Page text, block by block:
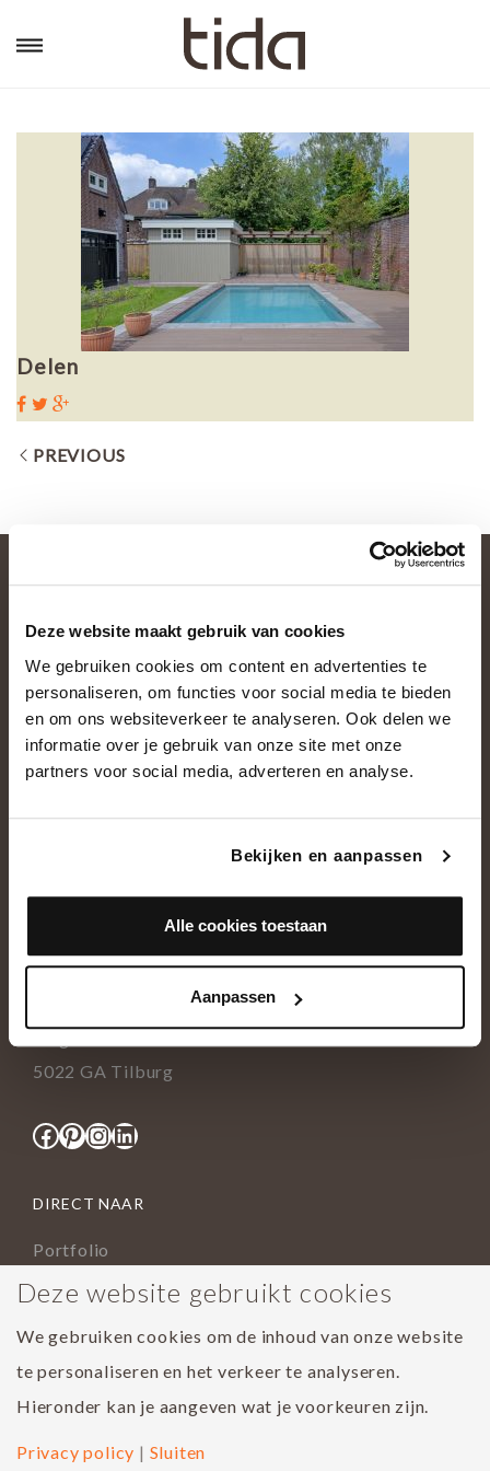
Deze website maakt gebruik van cookies
We gebruiken cookies om content en advertenties te
personaliseren, om functies voor social media te bieden
en om ons websiteverkeer te analyseren. Ook delen we
informatie over je gebruik van onze site met onze
partners voor social media, adverteren en analyse.
Bekijken en aanpassen
Alle cookies toestaan
Aanpassen
Delen
PREVIOUS
OVER ONS
NEEM CONTACT OP
+31(0)13 5362828
5022 GA Tilburg
Facebook
Pinterest
Instagram
LinkedIn
DIRECT NAAR
Portfolio
Assortiment
Houtsoorten
Populairste project 2023
Deze website gebruikt cookies
We gebruiken cookies om de inhoud van onze website
te personaliseren en het verkeer te analyseren.
Hieronder kan je aangeven wat je voorkeuren zijn.
Privacy policy | Sluiten